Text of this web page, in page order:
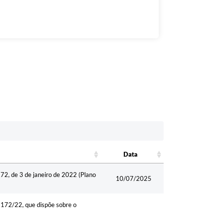
Data
de 3 de janeiro de 2022 (Plano
10/07/2025
22, que dispõe sobre o